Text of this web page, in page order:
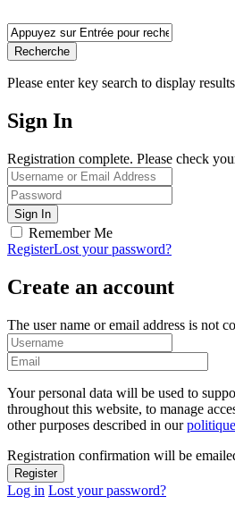
Recherche
Please enter key search to display
Sign In
Registration complete. Please check
Remember Me
RegisterLost your password?
Create an account
The user name or email address is not
Your personal data will be used to
throughout this website, to manage
other purposes described in our
Registration confirmation will be
Log in Lost your password?